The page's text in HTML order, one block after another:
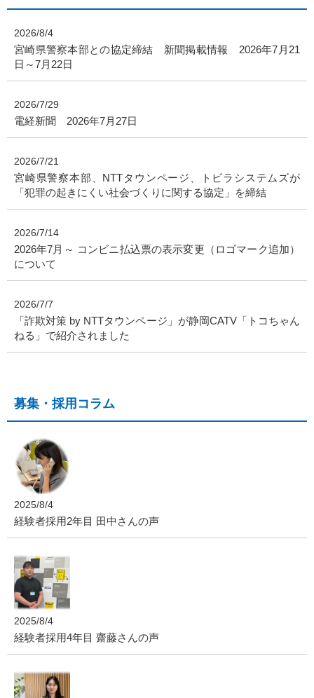
2026/8/4
宮崎県警察本部との協定締結 新聞掲載情報 2026年7月21
日～7月22日
2026/7/29
電経新聞 2026年7月27日
2026/7/21
宮崎県警察本部、NTTタウンページ、トビラシステムズが
「犯罪の起きにくい社会づくりに関する協定」を締結
2026/7/14
2026年7月～ コンビニ払込票の表示変更（ロゴマーク追加）
について
2026/7/7
「詐欺対策 by NTTタウンページ」が静岡CATV「トコちゃん
ねる」で紹介されました
募集・採用コラム
2025/8/4
経験者採用2年目 田中さんの声
2025/8/4
経験者採用4年目 齋藤さんの声